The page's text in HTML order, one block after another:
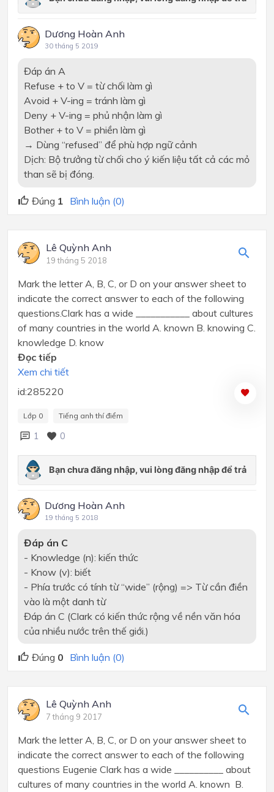
Dương Hoàn Anh
30 tháng 5 2019
Đáp án A
Refuse + to V = từ chối làm gì
Avoid + V-ing = tránh làm gì
Deny + V-ing = phủ nhận làm gì
Bother + to V = phiền làm gì
→ Dùng “refused” để phù hợp ngữ cảnh
Dịch: Bộ trưởng từ chối cho ý kiến liệu tất cả các mỏ
than sẽ bị đóng.
Đúng 1 Bình luận (0)
Lê Quỳnh Anh
19 tháng 5 2018
Mark the letter A, B, C, or D on your answer sheet to
indicate the correct answer to each of the following
questions.Clark has a wide ___________ about cultures
of many countries in the world A. known B. knowing C.
knowledge D. know
Đọc tiếp
Xem chi tiết
id:285220
Lớp 0 Tiếng anh thí điểm
1 0
Dương Hoàn Anh
19 tháng 5 2018
Đáp án C
- Knowledge (n): kiến thức
- Know (v): biết
- Phía trước có tính từ “wide” (rộng) => Từ cần điền
vào là một danh từ
Đáp án C (Clark có kiến thức rộng về nền văn hóa
của nhiều nước trên thế giới.)
Đúng 0 Bình luận (0)
Lê Quỳnh Anh
7 tháng 9 2017
Mark the letter A, B, C, or D on your answer sheet to
indicate the correct answer to each of the following
questions Eugenie Clark has a wide __________ about
cultures of many countries in the world A. known B.